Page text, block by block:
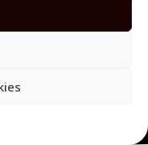
διατηρούνται.